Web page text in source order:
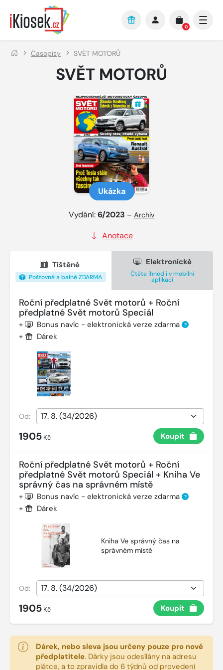
Přejít na hlavní obsah
0
Časopisy SVĚT MOTORŮ
SVĚT MOTORŮ
Ukázka
Vydání:6/2023 – Archiv
Anotace
Tištěné
Poštovné a balné ZDARMA
Elektronické
Čtěte ihned i v mobilní
aplikaci
Roční předplatné Svět motorů + Roční
předplatné Svět motorů Speciál
+ Bonus navíc - elektronická verze zdarma ?
+ Dárek
Od:
1905 Kč Koupit
Roční předplatné Svět motorů + Roční
předplatné Svět motorů Speciál + Kniha Ve
správný čas na správném místě
+ Bonus navíc - elektronická verze zdarma ?
+ Dárek
Kniha Ve správný čas na
správném místě
Od:
1905 Kč Koupit
Dárek, nebo sleva jsou určeny pouze pro nové
předplatitele. Dárky jsou odesílány na adresu
plátce, a to zpravidla do 6 týdnů od provedení